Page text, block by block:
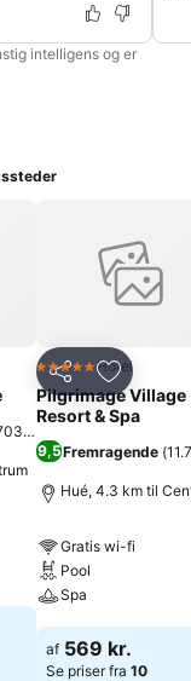
intelligens og er
bedømmelser )
Del Føj til
5 StjernerHotel
Pilgrimage Village
Resort & Spa
9,5Fremragende (
Hué, 4.3 km til
Gratis wi-fi
Pool
Spa
Se priser
af 569 kr.
Se priser fra 10